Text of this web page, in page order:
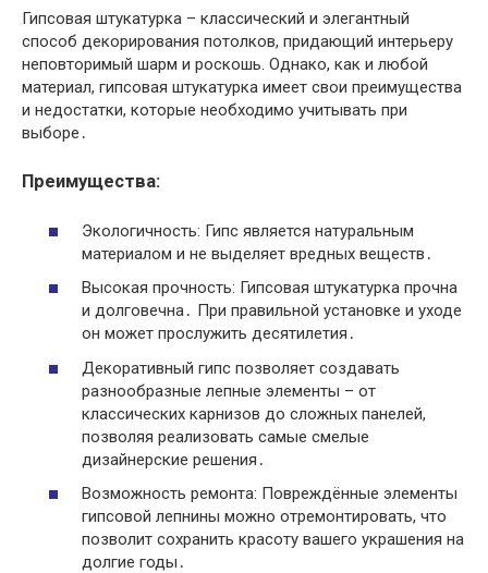
Гипсовая штукатурка – классический и элегантный
способ декорирования потолков, придающий интерьеру
неповторимый шарм и роскошь. Однако, как и любой
материал, гипсовая штукатурка имеет свои преимущества
и недостатки, которые необходимо учитывать при
выборе․
Преимущества:
Экологичность: Гипс является натуральным
материалом и не выделяет вредных веществ․
Высокая прочность: Гипсовая штукатурка прочна
и долговечна․ При правильной установке и уходе
он может прослужить десятилетия․
Декоративный гипс позволяет создавать
разнообразные лепные элементы – от
классических карнизов до сложных панелей,
позволяя реализовать самые смелые
дизайнерские решения․
Возможность ремонта: Повреждённые элементы
гипсовой лепнины можно отремонтировать, что
позволит сохранить красоту вашего украшения на
долгие годы․